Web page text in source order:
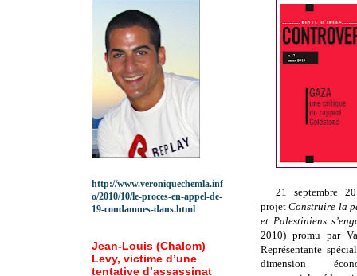
21 septembre
projetConstruire la
et Palestiniens
2010) promu par
Représentante
dimension
http://www.veroniquechemla.inf
o/2010/10/le-proces-en-appel-de-
19-condamnes-dans.html
Jean-Louis (Chalom)
Levy, victime d’une
tentative d’assassinat